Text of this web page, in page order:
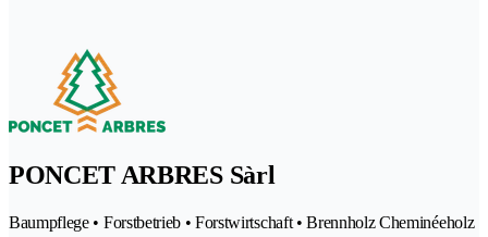
PONCET ARBRES Sàrl
Baumpflege • Forstbetrieb • Forstwirtschaft • Brennholz Cheminéeholz